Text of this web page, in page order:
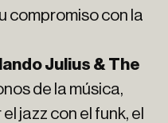
compromiso con la
Julius & The
de la música,
jazz con el funk, el